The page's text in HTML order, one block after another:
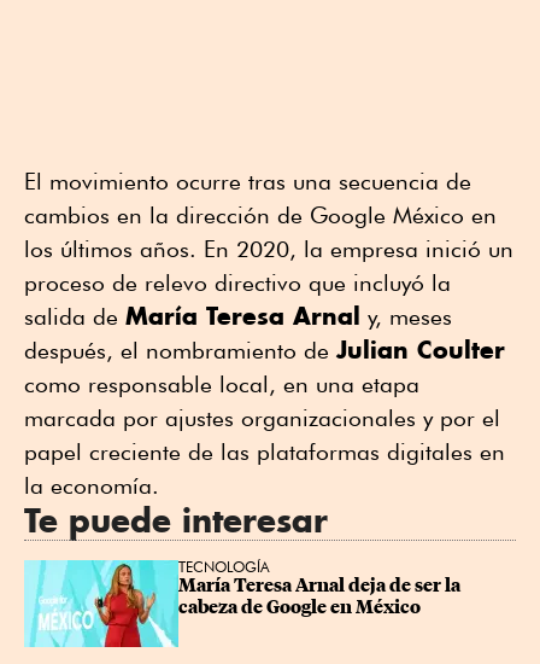
El movimiento ocurre tras una secuencia de
cambios en la dirección de Google México en
los últimos años. En 2020, la empresa inició un
proceso de relevo directivo que incluyó la
salida de María Teresa Arnal y, meses
después, el nombramiento de Julian Coulter
como responsable local, en una etapa
marcada por ajustes organizacionales y por el
papel creciente de las plataformas digitales en
la economía.
Te puede interesar
TECNOLOGÍA
María Teresa Arnal deja de ser la
cabeza de Google en México